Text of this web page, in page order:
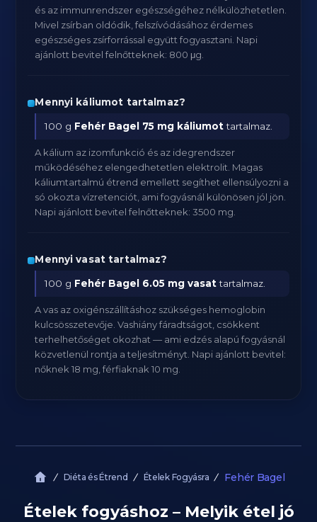
és az immunrendszer egészségéhez nélkülözhetetlen.
Mivel zsírban oldódik, felszívódásához érdemes
egészséges zsírforrással együtt fogyasztani. Napi
ajánlott bevitel felnőtteknek: 800 μg.
Mennyi káliumot tartalmaz?
100 g Fehér Bagel 75 mg káliumottartalmaz.
A kálium az izomfunkció és az idegrendszer
működéséhez elengedhetetlen elektrolit. Magas
káliumtartalmú étrend emellett segíthet ellensúlyozni a
só okozta vízretenciót, ami fogyásnál különösen jól jön.
Napi ajánlott bevitel felnőtteknek: 3500 mg.
Mennyi vasat tartalmaz?
100 g Fehér Bagel 6.05 mg vasattartalmaz.
A vas az oxigénszállításhoz szükséges hemoglobin
kulcsösszetevője. Vashiány fáradtságot, csökkent
terhelhetőséget okozhat — ami edzés alapú fogyásnál
közvetlenül rontja a teljesítményt. Napi ajánlott bevitel:
nőknek 18 mg, férfiaknak 10 mg.
Diéta és Étrend Ételek Fogyásra Fehér Bagel
Ételek fogyáshoz – Melyik étel jó